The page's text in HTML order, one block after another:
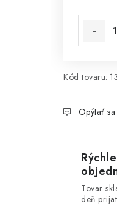
Kód tovaru:
Opýtať sa
Tovar
deň